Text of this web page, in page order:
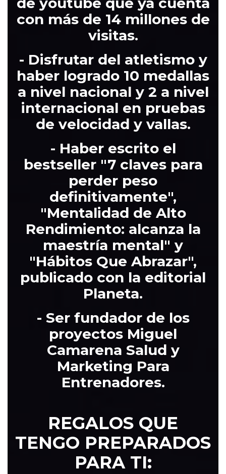
con más de 14 millones de
visitas.
- Disfrutar del atletismo y
haber logrado 10 medallas
a nivel nacional y 2 a nivel
internacional en pruebas
de velocidad y vallas.
- Haber escrito el
bestseller "7 claves para
perder peso
definitivamente",
"Mentalidad de Alto
Rendimiento: alcanza la
maestría mental" y
"Hábitos Que Abrazar",
publicado con la editorial
Planeta.
- Ser fundador de los
proyectos Miguel
Camarena Salud y
Marketing Para
Entrenadores.
REGALOS QUE
TENGO PREPARADOS
PARA TI: